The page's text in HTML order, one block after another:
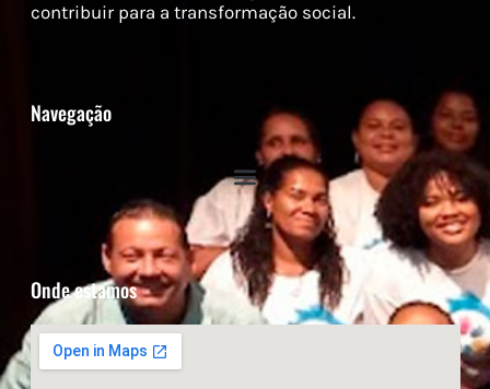
contribuir para a transformação social.
Navegação
Onde estamos